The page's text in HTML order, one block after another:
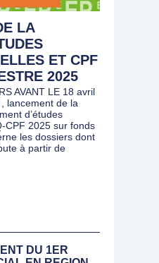
LA
ET CPF
2025
AVANT LE 18 avril
lancement de la
d’études
CPF 2025 sur fonds
les dossiers dont
à partir de
DU 1ER